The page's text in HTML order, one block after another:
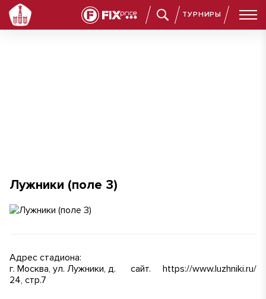
ТУРНИРЫ
Лужники (поле 3)
Лужники (поле 3)
Адрес стадиона:
г. Москва, ул. Лужники, д.
24, стр.7
сайт. https://www.luzhniki.ru/